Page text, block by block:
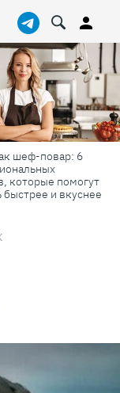
приключения:
фестивали